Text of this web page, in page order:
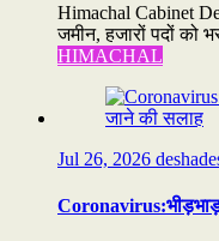
Himachal Cabinet
जमीन, हजारों पदों को
HIMACHAL
Jul 26, 2026